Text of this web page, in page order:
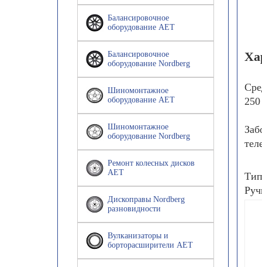
Балансировочное
оборудование AET
Балансировочное
оборудование Nordberg
Шиномонтажное
оборудование AET
Шиномонтажное
оборудование Nordberg
Ремонт колесных дисков
AET
Дископравы Nordberg
разновидности
Вулканизаторы и
борторасширители AET